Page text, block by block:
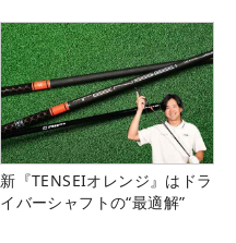
新『TENSEIオレンジ』はドラ
イバーシャフトの“最適解”